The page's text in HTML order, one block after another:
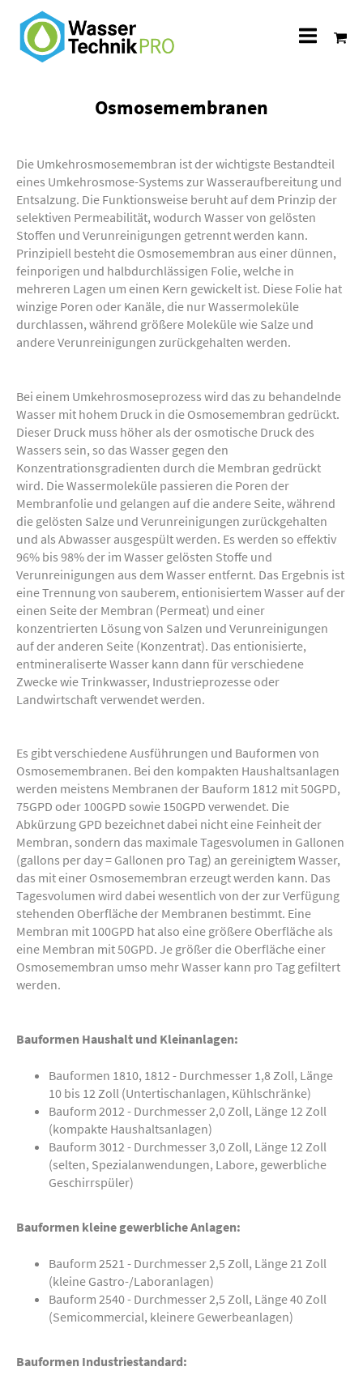
Osmosemembranen
Die Umkehrosmosemembran ist der wichtigste Bestandteil
eines Umkehrosmose-Systems zur Wasseraufbereitung und
Entsalzung. Die Funktionsweise beruht auf dem Prinzip der
selektiven Permeabilität, wodurch Wasser von gelösten
Stoffen und Verunreinigungen getrennt werden kann.
Prinzipiell besteht die Osmosemembran aus einer dünnen,
feinporigen und halbdurchlässigen Folie, welche in
mehreren Lagen um einen Kern gewickelt ist. Diese Folie hat
winzige Poren oder Kanäle, die nur Wassermoleküle
durchlassen, während größere Moleküle wie Salze und
andere Verunreinigungen zurückgehalten werden.
Bei einem Umkehrosmoseprozess wird das zu behandelnde
Wasser mit hohem Druck in die Osmosemembran gedrückt.
Dieser Druck muss höher als der osmotische Druck des
Wassers sein, so das Wasser gegen den
Konzentrationsgradienten durch die Membran gedrückt
wird. Die Wassermoleküle passieren die Poren der
Membranfolie und gelangen auf die andere Seite, während
die gelösten Salze und Verunreinigungen zurückgehalten
und als Abwasser ausgespült werden. Es werden so effektiv
96% bis 98% der im Wasser gelösten Stoffe und
Verunreinigungen aus dem Wasser entfernt. Das Ergebnis ist
eine Trennung von sauberem, entionisiertem Wasser auf der
einen Seite der Membran (Permeat) und einer
konzentrierten Lösung von Salzen und Verunreinigungen
auf der anderen Seite (Konzentrat). Das entionisierte,
entmineraliserte Wasser kann dann für verschiedene
Zwecke wie Trinkwasser, Industrieprozesse oder
Landwirtschaft verwendet werden.
Es gibt verschiedene Ausführungen und Bauformen von
Osmosemembranen. Bei den kompakten Haushaltsanlagen
werden meistens Membranen der Bauform 1812 mit 50GPD,
75GPD oder 100GPD sowie 150GPD verwendet. Die
Abkürzung GPD bezeichnet dabei nicht eine Feinheit der
Membran, sondern das maximale Tagesvolumen in Gallonen
(gallons per day = Gallonen pro Tag) an gereinigtem Wasser,
das mit einer Osmosemembran erzeugt werden kann. Das
Tagesvolumen wird dabei wesentlich von der zur Verfügung
stehenden Oberfläche der Membranen bestimmt. Eine
Membran mit 100GPD hat also eine größere Oberfläche als
eine Membran mit 50GPD. Je größer die Oberfläche einer
Osmosemembran umso mehr Wasser kann pro Tag gefiltert
werden.
Bauformen Haushalt und Kleinanlagen:
Bauformen 1810, 1812 - Durchmesser 1,8 Zoll, Länge
10 bis 12 Zoll (Untertischanlagen, Kühlschränke)
Bauform 2012 - Durchmesser 2,0 Zoll, Länge 12 Zoll
(kompakte Haushaltsanlagen)
Bauform 3012 - Durchmesser 3,0 Zoll, Länge 12 Zoll
(selten, Spezialanwendungen, Labore, gewerbliche
Geschirrspüler)
Bauformen kleine gewerbliche Anlagen:
Bauform 2521 - Durchmesser 2,5 Zoll, Länge 21 Zoll
(kleine Gastro-/Laboranlagen)
Bauform 2540 - Durchmesser 2,5 Zoll, Länge 40 Zoll
(Semicommercial, kleinere Gewerbeanlagen)
Bauformen Industriestandard: